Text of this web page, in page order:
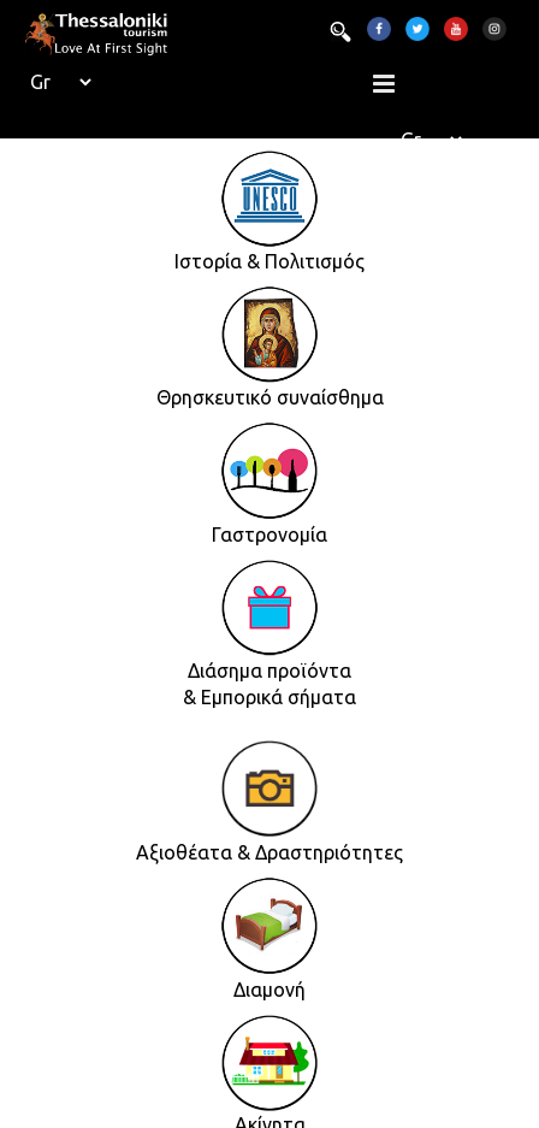
Ιστορία & Πολιτισμός
Θρησκευτικό συναίσθημα
Γαστρονομία
Διάσημα προϊόντα
& Εμπορικά σήματα
Αξιοθέατα & Δραστηριότητες
Διαμονή